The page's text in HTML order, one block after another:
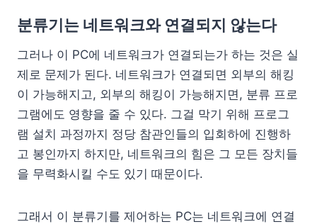
분류기는 네트워크와 연결되지 않는다
그러나 이 PC에 네트워크가 연결되는가 하는 것은 실
제로 문제가 된다. 네트워크가 연결되면 외부의 해킹
이 가능해지고, 외부의 해킹이 가능해지면, 분류 프로
그램에도 영향을 줄 수 있다. 그걸 막기 위해 프로그
램 설치 과정까지 정당 참관인들의 입회하에 진행하
고 봉인까지 하지만, 네트워크의 힘은 그 모든 장치들
을 무력화시킬 수도 있기 때문이다.
그래서 이 분류기를 제어하는 PC는 네트워크에 연결